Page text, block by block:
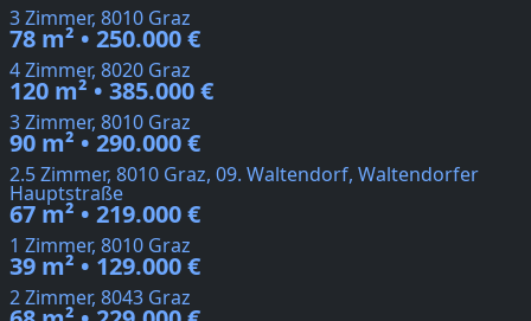
3 Zimmer, 8010 Graz
78 m² • 250.000 €
4 Zimmer, 8020 Graz
120 m² • 385.000 €
3 Zimmer, 8010 Graz
90 m² • 290.000 €
2.5 Zimmer, 8010 Graz, 09. Waltendorf, Waltendorfer
Hauptstraße
67 m² • 219.000 €
1 Zimmer, 8010 Graz
39 m² • 129.000 €
2 Zimmer, 8043 Graz